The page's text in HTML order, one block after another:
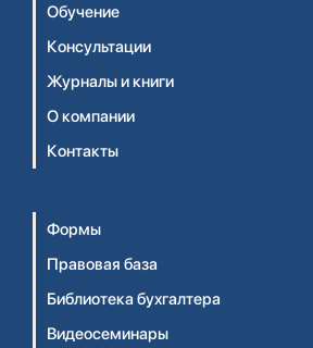
Обучение
Консультации
Журналы и книги
О компании
Контакты
Формы
Правовая база
Библиотека бухгалтера
Видеосеминары